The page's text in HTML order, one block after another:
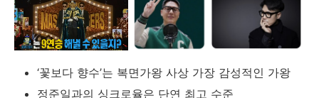
‘꽃보다 향수’는 복면가왕 사상 가장 감성적인 가왕
정준일과의 싱크로율은 단연 최고 수준